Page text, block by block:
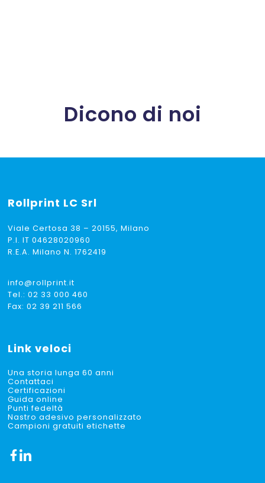
Dicono di noi
Rollprint LC Srl
Viale Certosa 38 – 20155, Milano
P.I. IT 04628020960
R.E.A. Milano N. 1762419
info@rollprint.it
Tel.:02 33 000 460
Fax: 02 39 211 566
Link veloci
Una storia lunga 60 anni
Contattaci
Certificazioni
Guida online
Punti fedeltà
Nastro adesivo personalizzato
Campioni gratuiti etichette